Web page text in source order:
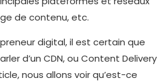
de contenu, etc.
digital, il est certain que
d’un CDN, ou Content Delivery
nous allons voir qu’est-ce